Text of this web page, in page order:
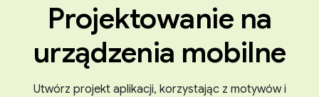
Projektowanie na
urządzenia mobilne
Utwórz projekt aplikacji, korzystając z motywów i